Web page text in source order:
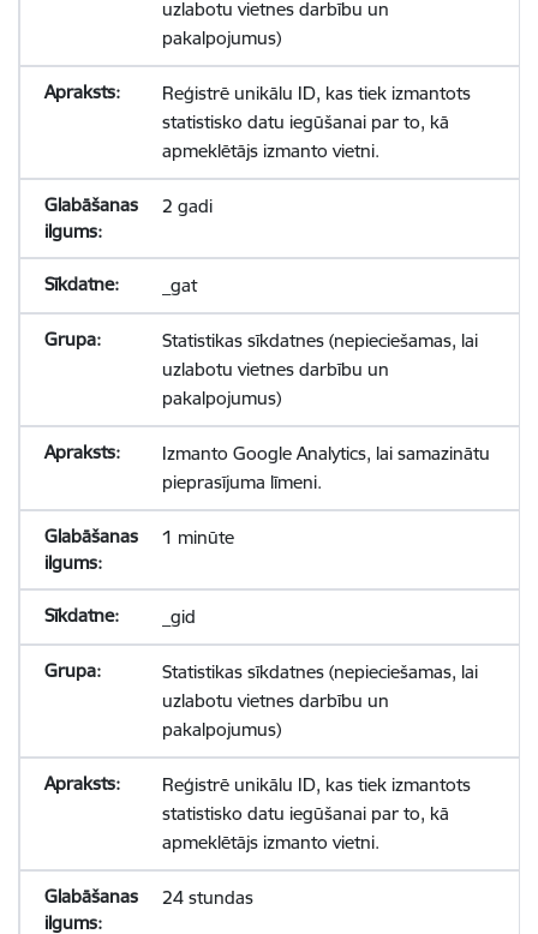
uzlabotu vietnes darbību un
pakalpojumus)
Reģistrē unikālu ID, kas tiek izmantots
statistisko datu iegūšanai par to, kā
apmeklētājs izmanto vietni.
2 gadi
_gat
Statistikas sīkdatnes (nepieciešamas, lai
uzlabotu vietnes darbību un
pakalpojumus)
Izmanto Google Analytics, lai samazinātu
pieprasījuma līmeni.
1 minūte
_gid
Statistikas sīkdatnes (nepieciešamas, lai
uzlabotu vietnes darbību un
pakalpojumus)
Reģistrē unikālu ID, kas tiek izmantots
statistisko datu iegūšanai par to, kā
apmeklētājs izmanto vietni.
24 stundas